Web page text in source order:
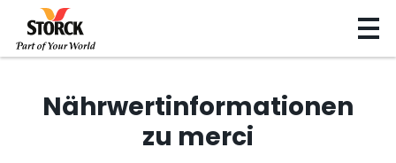
Nährwertinformationen
zu merci